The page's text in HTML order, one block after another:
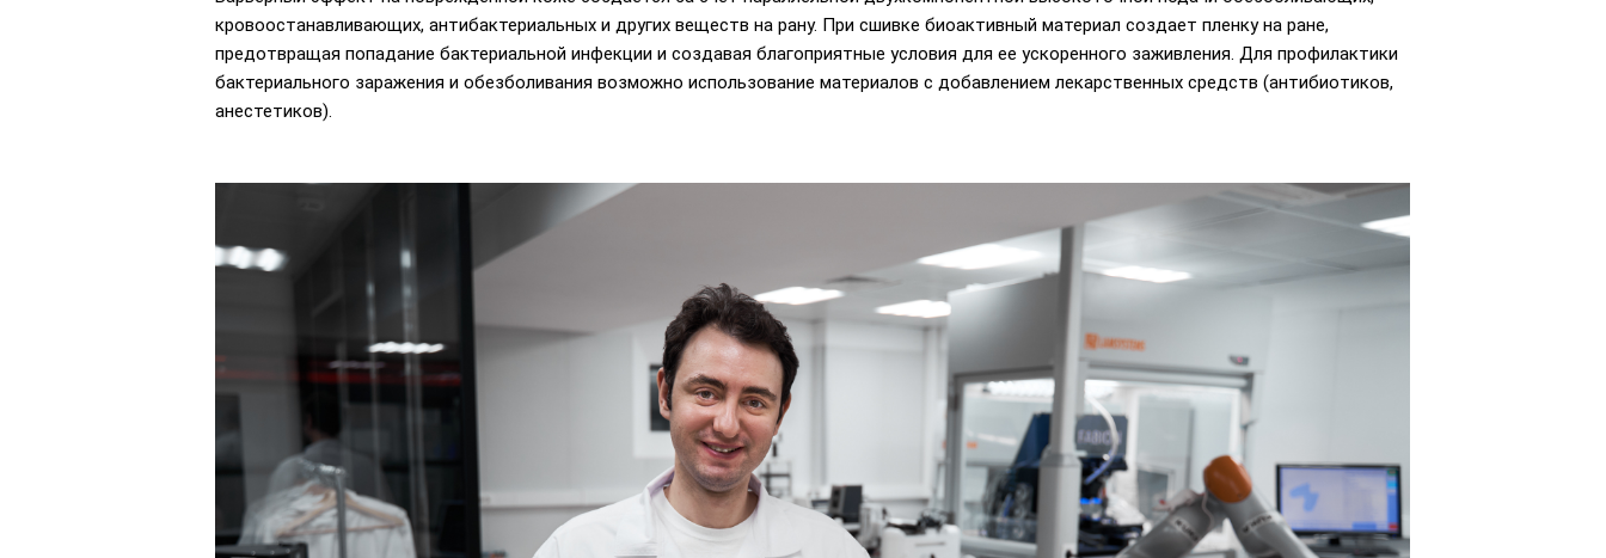
кровоостанавливающих, антибактериальных и других веществ на рану. При сшивке биоактивный материал создает пленку на ране,
предотвращая попадание бактериальной инфекции и создавая благоприятные условия для ее ускоренного заживления. Для профилактики
бактериального заражения и обезболивания возможно использование материалов с добавлением лекарственных средств (антибиотиков,
анестетиков).